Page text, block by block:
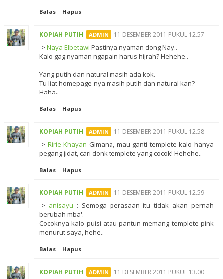
Balas Hapus
KOPIAH PUTIH 11 DESEMBER 2011 PUKUL 12.57
-> Naya Elbetawi Pastinya nyaman dong Nay..
Kalo gag nyaman ngapain harus hijrah? Hehehe..
Yang putih dan natural masih ada kok.
Tu liat homepage-nya masih putih dan natural kan?
Haha..
Balas Hapus
KOPIAH PUTIH 11 DESEMBER 2011 PUKUL 12.58
-> Ririe Khayan Gimana, mau ganti templete kalo hanya
pegang jidat, cari donk templete yang cocok! Hehehe..
Balas Hapus
KOPIAH PUTIH 11 DESEMBER 2011 PUKUL 12.59
-> anisayu : Semoga perasaan itu tidak akan pernah
berubah mba'.
Cocoknya kalo puisi atau pantun memang templete pink
menurut saya, hehe..
Balas Hapus
KOPIAH PUTIH 11 DESEMBER 2011 PUKUL 13.00